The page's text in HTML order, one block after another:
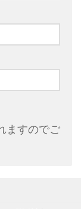
ますのでご